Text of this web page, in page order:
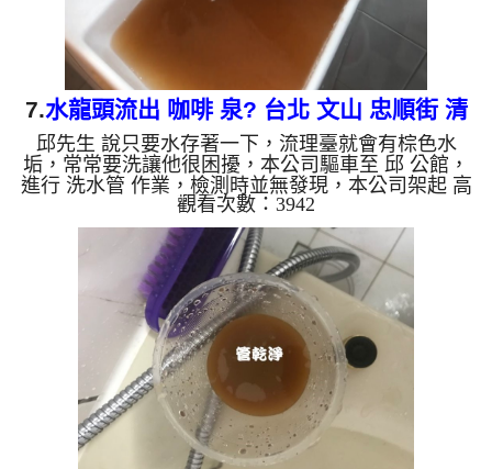
7.水龍頭流出 咖啡 泉? 台北 文山 忠順街 清
洗水管
邱先生 說只要水存著一下，流理臺就會有棕色水
垢，常常要洗讓他很困擾，本公司驅車至 邱 公館，
進行 洗水管 作業，檢測時並無發現，本公司架起 高
周波水管清洗機，灌入 檸檬酸水 至管路裡面，等了
約15分，開啟 水管清洗機 ，啟動 螺旋波 模式，一開
始就洗出白色髒水，越洗就越髒，後面變成了棕色髒
水，像是咖啡一像的湧泉，如下圖片影片，一個多小
時後， 出水恢復正常及出水量也變大了，邱先生能
安心用水了!! 如是自來水，如水管老化，會產生鐵鏽
跟泥沙堆積，洗出來的水就會是咖啡色，地下水含有
氧化錳，管壁上會...
觀看次數：3942